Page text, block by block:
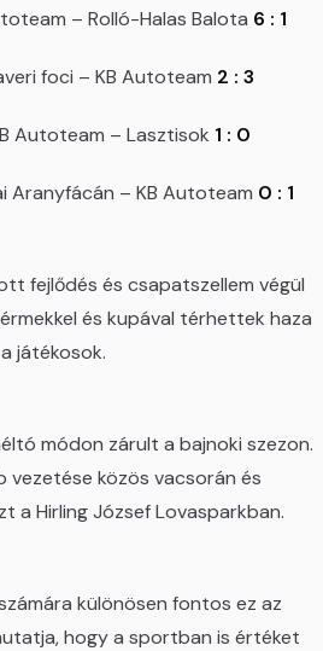
– Rolló-Halas Balota 6 : 1
foci – KB Autoteam 2 : 3
Autoteam – Lasztisok 1 : 0
Aranyfácán – KB Autoteam 0 : 1
fejlődés és csapatszellem végül
és kupával térhettek haza
a játékosok.
módon zárult a bajnoki szezon.
vezetése közös vacsorán és
a Hirling József Lovasparkban.
különösen fontos ez az
hogy a sportban is értéket